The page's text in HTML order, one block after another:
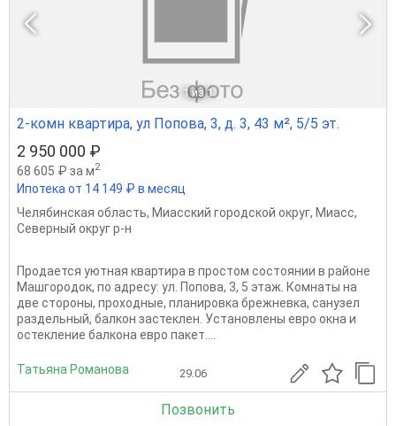
1 из 1
2-комн квартира, ул Попова, 3, д. 3, 43 м², 5/5 эт.
2 950 000 ₽
68 605 ₽ за м2
Ипотека от 14 149 ₽ в месяц
Челябинская область, Миасский городской округ, Миасс,
Северный округ р-н
Продается уютная квартира в простом состоянии в районе
Машгородок, по адресу: ул. Попова, 3, 5 этаж. Комнаты на
две стороны, проходные, планировка брежневка, санузел
раздельный, балкон застеклен. Установлены евро окна и
остекление балкона евро пакет....
Татьяна Романова 29.06
Позвонить